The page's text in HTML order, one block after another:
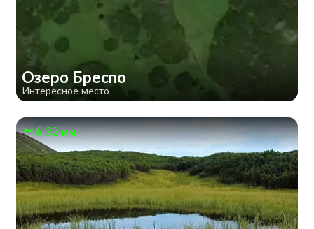
Озеро Бреспо
Интересное место
6.32 км